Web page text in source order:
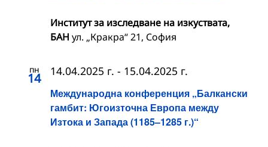
Институт за изследване на изкуствата,
БАН ул. „Кракра“ 21, София
пн
14
Международна конференция „Балкански
гамбит: Югоизточна Европа между
Изтока и Запада (1185–1285 г.)“
14.04.2025 г. - 15.04.2025 г.